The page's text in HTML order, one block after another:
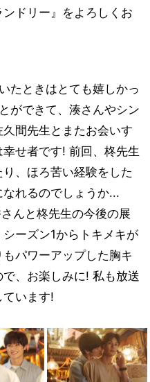
ドリー』をよろしくお
たときはとても嬉しかっ
ができて、湊さんやシン
間先生とまたお会いす
せ者です! 前回、柊先生
、ほろ苦い経験をした
れるのでしょうか...
んと柊先生の今後の展
ーズン1からトキメキが
パワーアップした胸キ
、お楽しみに! 私も放送
ています!